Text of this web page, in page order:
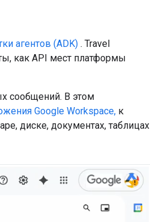
агентов (ADK) . Travel
как API мест платформы
сообщений. В этом
Google Workspace, к
диске, документах, таблицах